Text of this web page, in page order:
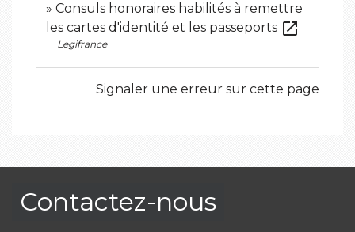
Consuls honoraires habilités à remettre
les cartes d'identité et les passeports open_in_new
Legifrance
Signaler une erreur sur cette page
Contactez-nous